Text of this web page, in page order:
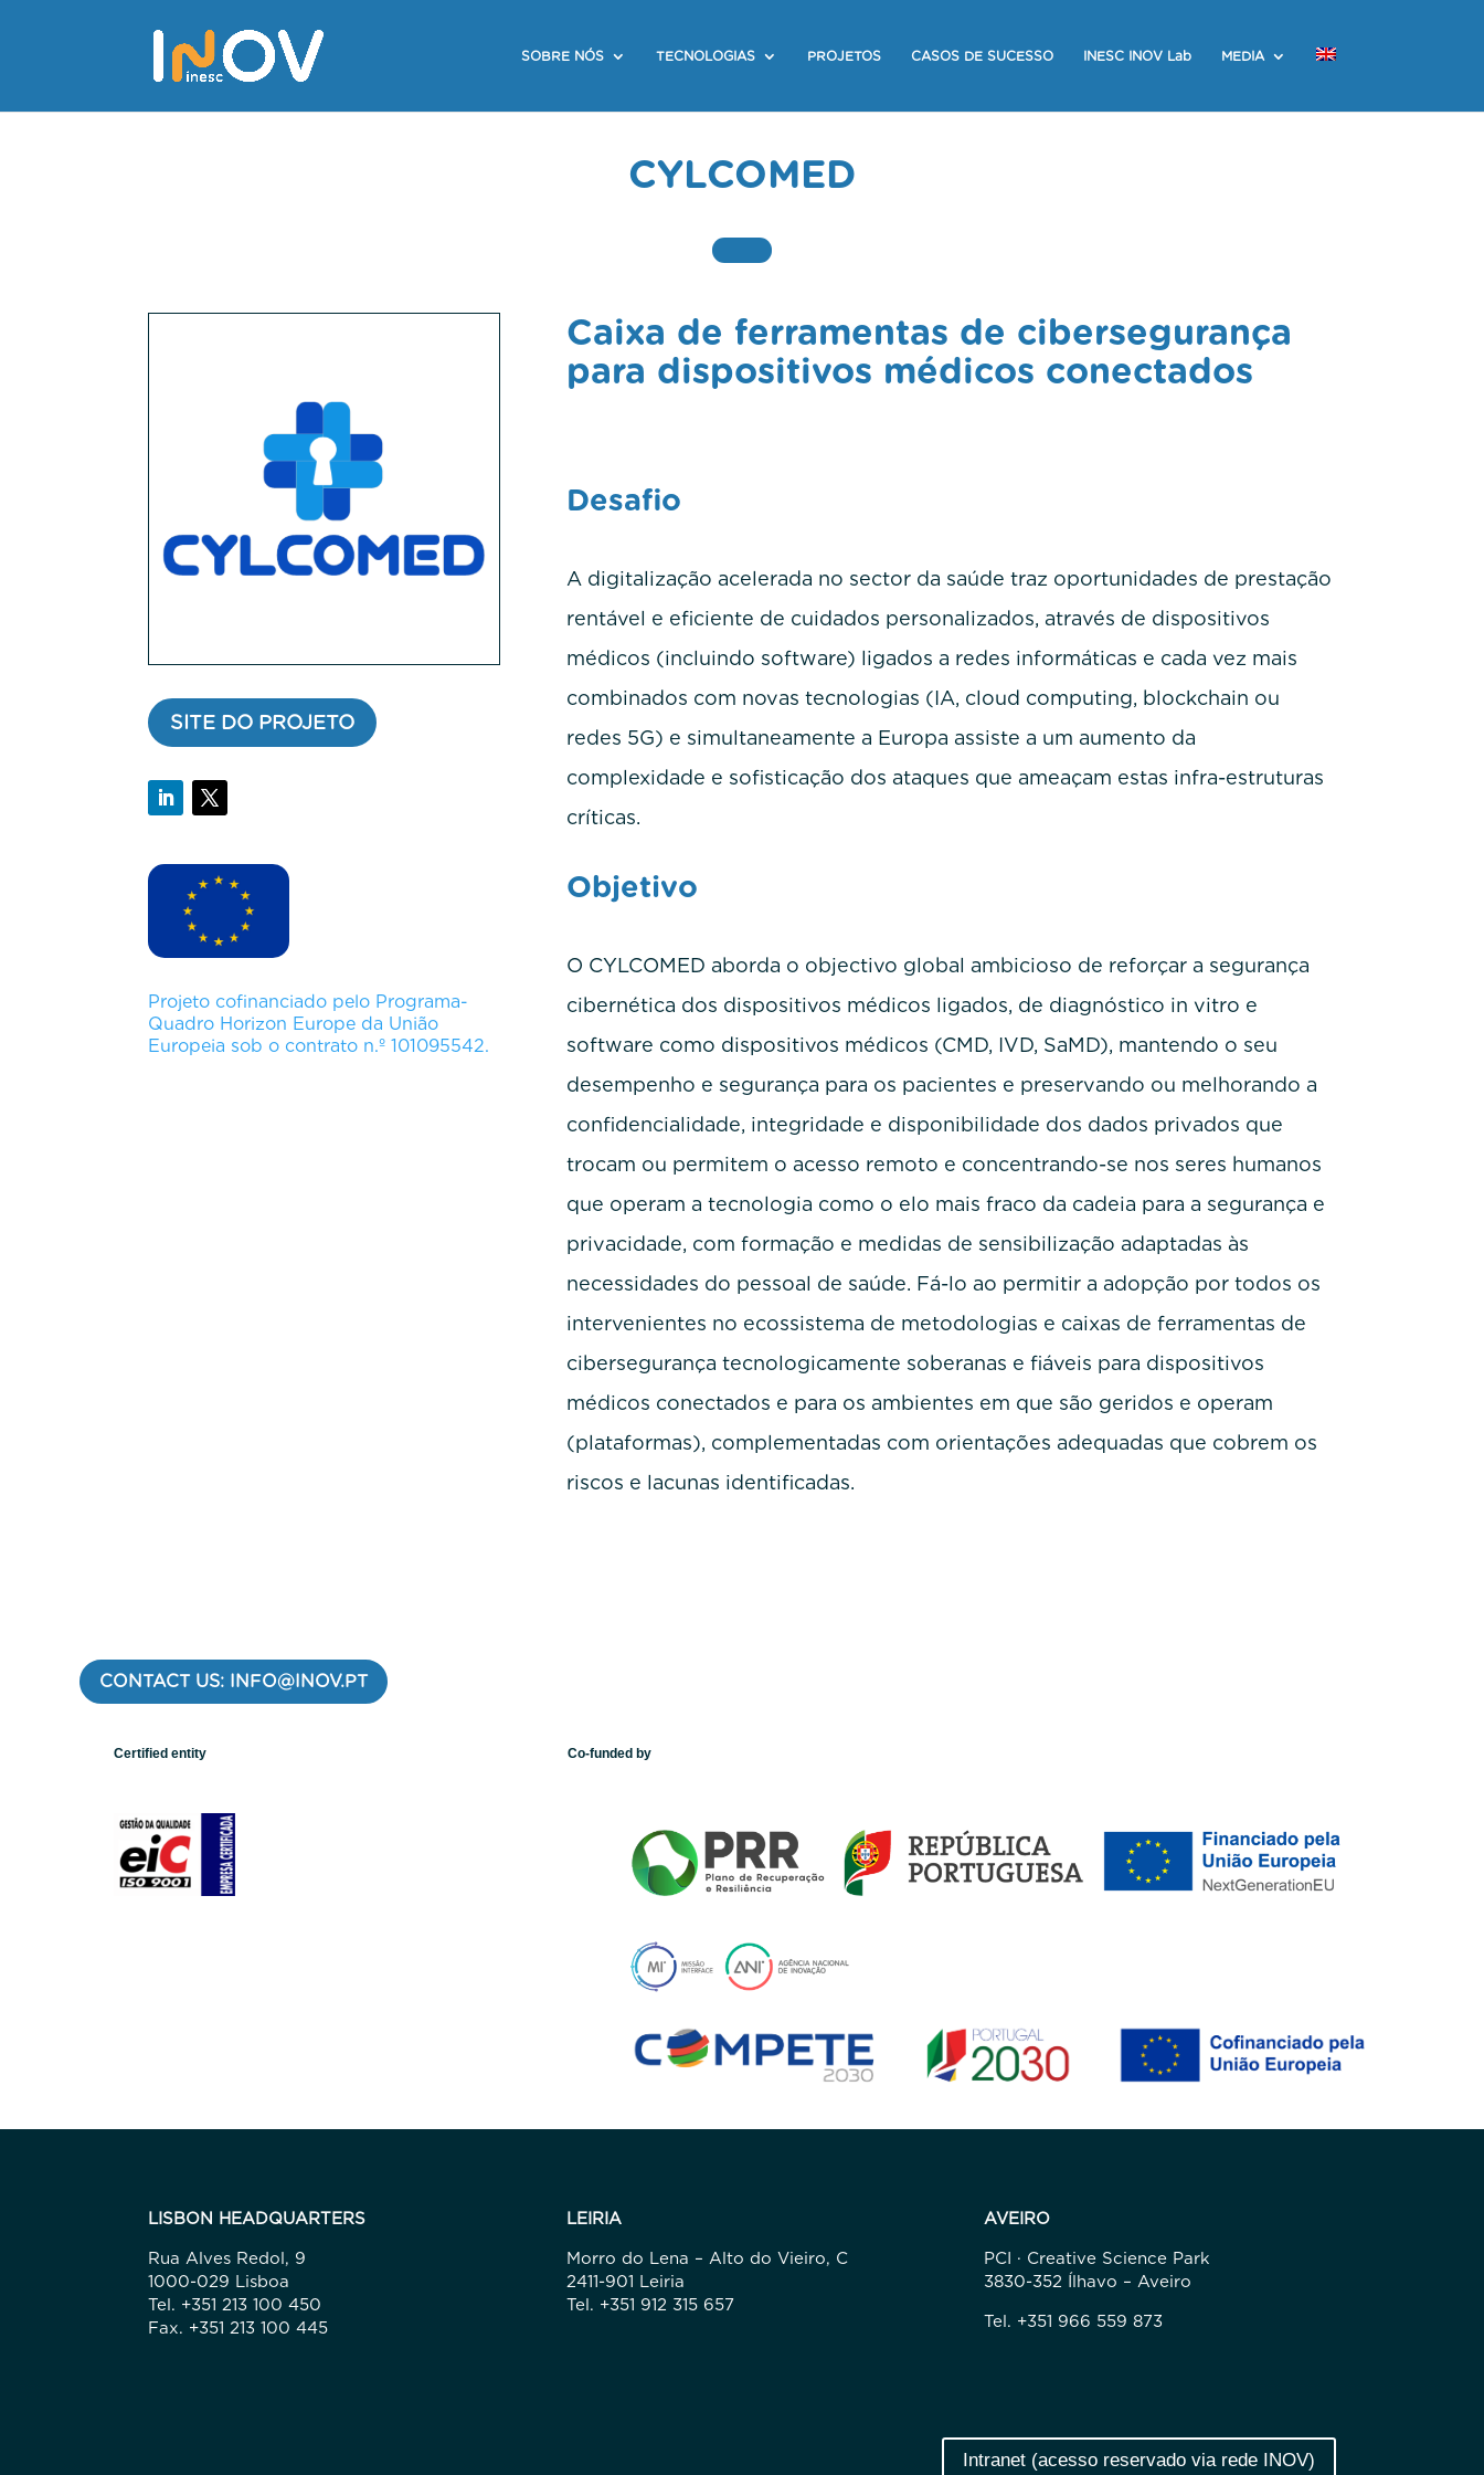
SOBRE NÓS TECNOLOGIAS PROJETOS CASOS DE SUCESSO INESC INOV Lab MEDIA
CYLCOMED
SITE DO PROJETO
Projeto cofinanciado pelo Programa-
Quadro Horizon Europe da União
Europeia sob o contrato n.º 101095542.
Caixa de ferramentas de cibersegurança
para dispositivos médicos conectados
Desafio
A digitalização acelerada no sector da saúde traz oportunidades de prestação
rentável e eficiente de cuidados personalizados, através de dispositivos
médicos (incluindo software) ligados a redes informáticas e cada vez mais
combinados com novas tecnologias (IA, cloud computing, blockchain ou
redes 5G) e simultaneamente a Europa assiste a um aumento da
complexidade e sofisticação dos ataques que ameaçam estas infra-estruturas
críticas.
Objetivo
O CYLCOMED aborda o objectivo global ambicioso de reforçar a segurança
cibernética dos dispositivos médicos ligados, de diagnóstico in vitro e
software como dispositivos médicos (CMD, IVD, SaMD), mantendo o seu
desempenho e segurança para os pacientes e preservando ou melhorando a
confidencialidade, integridade e disponibilidade dos dados privados que
trocam ou permitem o acesso remoto e concentrando-se nos seres humanos
que operam a tecnologia como o elo mais fraco da cadeia para a segurança e
privacidade, com formação e medidas de sensibilização adaptadas às
necessidades do pessoal de saúde. Fá-lo ao permitir a adopção por todos os
intervenientes no ecossistema de metodologias e caixas de ferramentas de
cibersegurança tecnologicamente soberanas e fiáveis para dispositivos
médicos conectados e para os ambientes em que são geridos e operam
(plataformas), complementadas com orientações adequadas que cobrem os
riscos e lacunas identificadas.
CONTACT US: INFO@INOV.PT
Certified entity Co-funded by
LISBON HEADQUARTERS
Rua Alves Redol, 9
1000-029 Lisboa
Tel. +351 213 100 450
Fax. +351 213 100 445
LEIRIA
Morro do Lena – Alto do Vieiro, C
2411-901 Leiria
Tel. +351 912 315 657
AVEIRO
PCI · Creative Science Park
3830-352 Ílhavo – Aveiro
Tel. +351 966 559 873
Intranet (acesso reservado via rede INOV)